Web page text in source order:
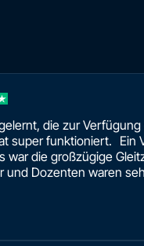
die zur
super funktioniert. Ein
war die großzügige
und Dozenten waren